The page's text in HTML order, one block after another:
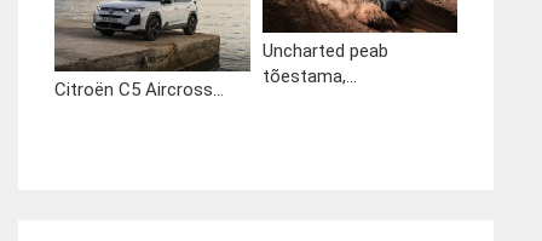
Citroën C5 Aircross...
Uncharted peab
tõestama,...